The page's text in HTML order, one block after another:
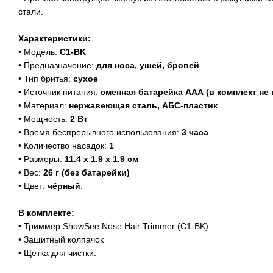
стали.
Характеристики:
• Модель: C1-BK
• Предназначение: для носа, ушей, бровей
• Тип бритья: сухое
• Источник питания: сменная батарейка ААА (в комплект не
• Материал: нержавеющая сталь, АБС-пластик
• Мощность: 2 Вт
• Время беспрерывного использования: 3 часа
• Количество насадок: 1
• Размеры: 11.4 х 1.9 х 1.9 см
• Вес: 26 г (без батарейки)
• Цвет: чёрный.
В комплекте:
• Триммер ShowSee Nose Hair Trimmer (C1-BK)
• Защитный колпачок
• Щетка для чистки.